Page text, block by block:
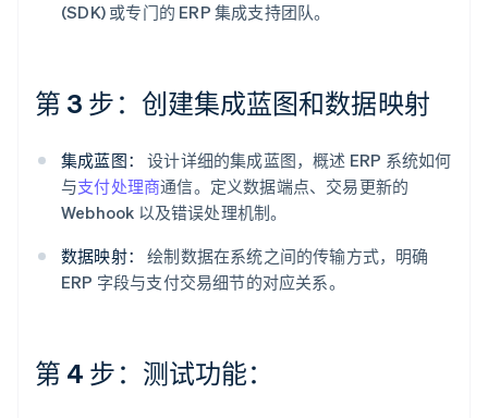
(SDK) 或专门的 ERP 集成支持团队。
第 3 步：创建集成蓝图和数据映射
集成蓝图：
设计详细的集成蓝图，概述 ERP 系统如何
与支付处理商通信。定义数据端点、交易更新的
Webhook 以及错误处理机制。
数据映射：
绘制数据在系统之间的传输方式，明确
ERP 字段与支付交易细节的对应关系。
第 4 步：测试功能：